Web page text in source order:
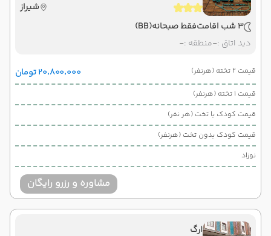
شیراز
3 شب اقامت
فقط صبحانه(BB)
دید اتاق :-منطقه :-
قیمت 2 تخته (هرنفر) ۲۰٬۸۰۰٬۰۰۰ تومان
قیمت 1 تخته (هرنفر)
قیمت کودک با تخت (هر نفر)
قیمت کودک بدون تخت (هرنفر)
نوزاد
مشاوره و رزرو رایگان
ارگ